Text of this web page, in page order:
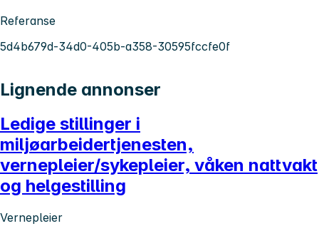
Referanse
5d4b679d-34d0-405b-a358-30595fccfe0f
Lignende annonser
Ledige stillinger i
miljøarbeidertjenesten,
vernepleier/sykepleier, våken nattvakt
og helgestilling
Vernepleier